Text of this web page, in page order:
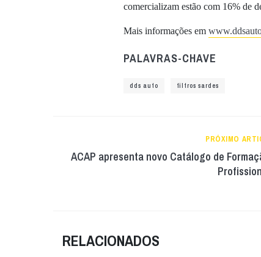
comercializam estão com 16% de
Mais informações em
PALAVRAS-CHAVE
dds auto filtros sardes
PRÓXIMO
ACAP apresenta novo Catálogo de
RELACIONADOS